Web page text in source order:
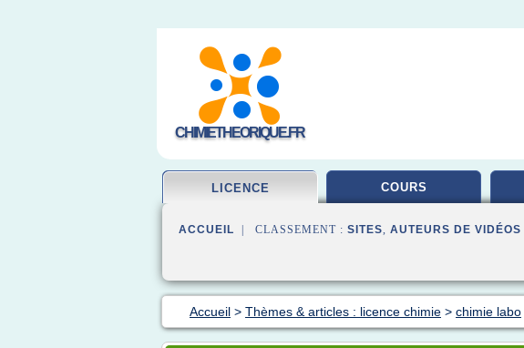
CHIMIETHEORIQUE.FR
LICENCE COURS
ACCUEIL | CLASSEMENT : SITES, AUTEURS DE VIDÉOS
Accueil > Thèmes & articles : licence chimie > chimie labo